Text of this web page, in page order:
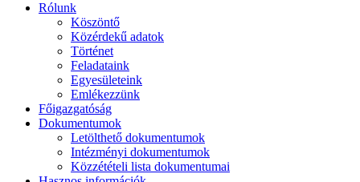
Rólunk
Köszöntő
Közérdekű adatok
Történet
Feladataink
Egyesületeink
Emlékezzünk
Főigazgatóság
Dokumentumok
Letölthető dokumentumok
Intézményi dokumentumok
Közzétételi lista dokumentumai